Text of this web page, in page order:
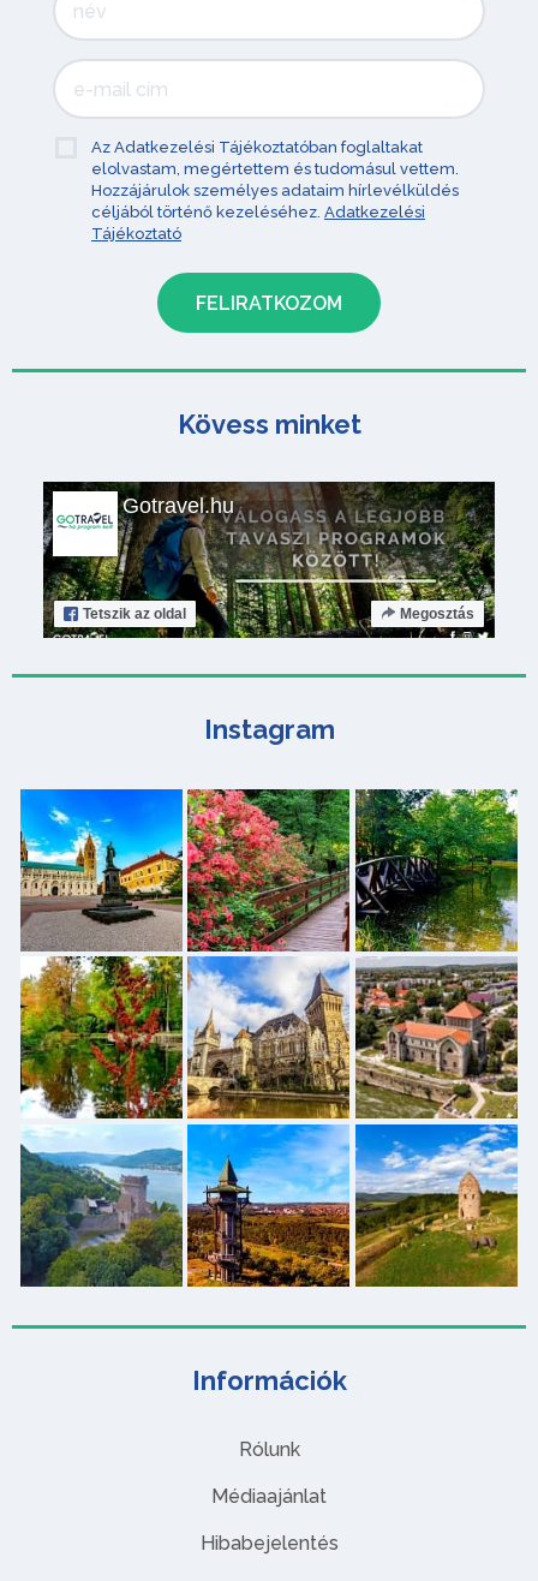
Információk
Rólunk
Médiaajánlat
Hibabejelentés
Az Adatkezelési Tájékoztatóban foglaltakat
elolvastam, megértettem és tudomásul vettem.
Hozzájárulok személyes adataim hírlevélküldés
céljából történő kezeléséhez. Adatkezelési
Tájékoztató
Kövess minket
Gotravel.hu
Tetszik az oldal Megosztás
Instagram